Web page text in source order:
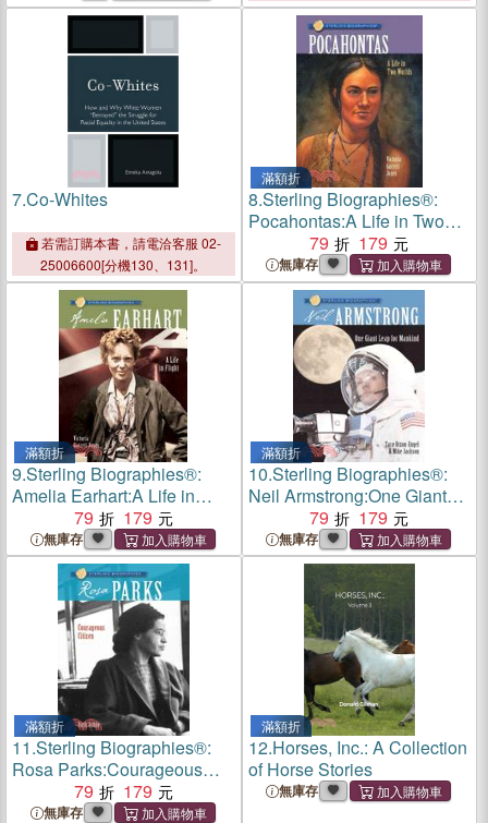
7.Co-Whites
若需訂購本書，請電洽客服 02-
25006600[分機130、131]。
滿額折
8.Sterling Biographies®:
Pocahontas:A Life in Two
79 179
無庫存
滿額折
9.Sterling Biographies®:
Amelia Earhart:A Life in
79 179
無庫存
滿額折
10.Sterling Biographies®:
Neil Armstrong:One Giant
Leap for Mankind
79 179
無庫存
滿額折
11.Sterling Biographies®:
Rosa Parks:Courageous
79 179
無庫存
滿額折
12.Horses, Inc.: A Collection
of Horse Stories
無庫存